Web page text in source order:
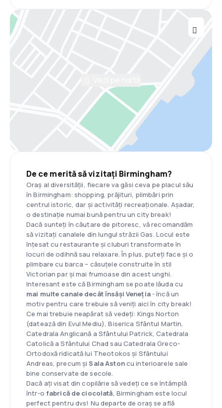
De ce merită să vizitați Birmingham?
Oraș al diversității, fiecare va găsi ceva pe placul său
în Birmingham: shopping, prăjituri, plimbări prin
centrul istoric, dar și activități recreaționale. Așadar,
o destinație numai bună pentru un city break!
Dacă sunteți în căutare de pitoresc, vă recomandăm
să vizitați canalele din lungul străzii Gas. Locul este
înțesat cu restaurante și cluburi transformate în
locuri de odihnă sau relaxare. În plus, puteți face și o
plimbare cu barca – căsuțele construite în stil
Victorian par și mai frumoase din acest unghi.
Interesant este că Birmingham se poate lăuda cu
mai multe canale decât însăși Veneția- încă un
motiv pentru care trebuie să veniți aici în city break!
Ce mai trebuie neapărat să vedeți: Kings Norton
(datează din Evul Mediu), Biserica Sfântul Martin,
Catedrala Anglicană a Sfântului Patrick, Catedrala
Catolică a Sfântului Chad sau Catedrala Greco-
Ortodoxă ridicată lui Theotokos și Sfântului
Andreas, precum șiSala Astoncu interioarele sale
bine conservate de secole.
Dacă ați visat din copilărie să vedeți ce se întâmplă
într-o fabrică de ciocolată, Birmingham este locul
perfect pentru dvs! Nu departe de oraș se află